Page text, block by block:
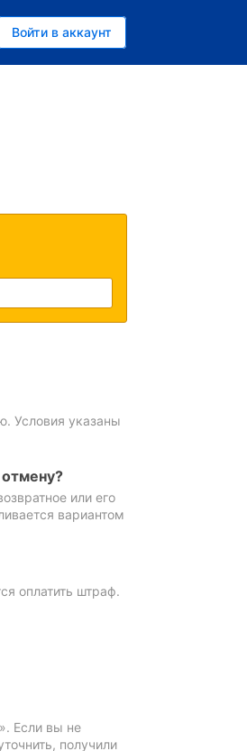
Войти в аккаунт
Условия указаны
или его
вариантом
оплатить штраф.
Если вы не
получили